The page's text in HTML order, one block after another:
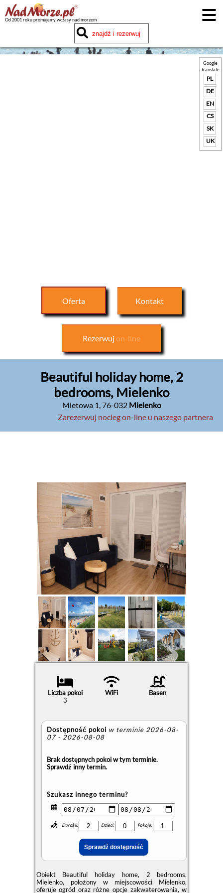
Od 2001 roku promujemy wczasy nad morzem
Google
translate
PL
DE
EN
CS
SK
UK
Oferta Kontakt
Rezerwuj on-line
Beautiful holiday home, 2
bedrooms, Mielenko
Mietowa 1,76-032 Mielenko
Zarezerwuj nocleg on-line u naszego partnera
Liczba pokoi
3
WiFi Basen
Dostępność pokoi w terminie 2026-08-
07 - 2026-08-08
Brak dostępnych pokoi w tym terminie.
Sprawdź inny termin.
Szukasz innego terminu?
Dorośli: Dzieci: Pokoje:
Obiekt Beautiful holiday home, 2 bedrooms,
Mielenko, położony w miejscowości Mielenko,
oferuje ogród oraz różne opcje zakwaterowania, w